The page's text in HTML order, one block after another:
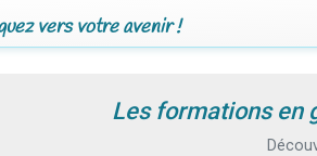
vers votre avenir !
Les formations en